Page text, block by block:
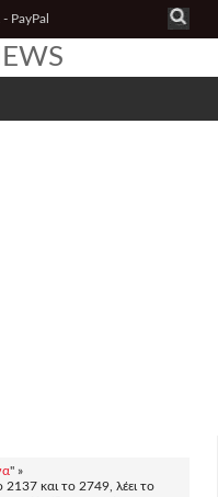
PayPal
" »
και το 2749, λέει το